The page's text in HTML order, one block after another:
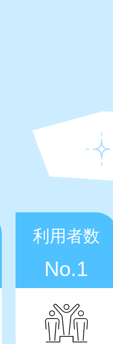
利用者数
No.1